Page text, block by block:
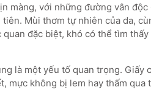
màng, với những đường vân độc
Mùi thơm tự nhiên của da,
đặc biệt, khó có thể tìm
là một yếu tố quan trọng. Giấy
mực không bị lem hay thấm qua